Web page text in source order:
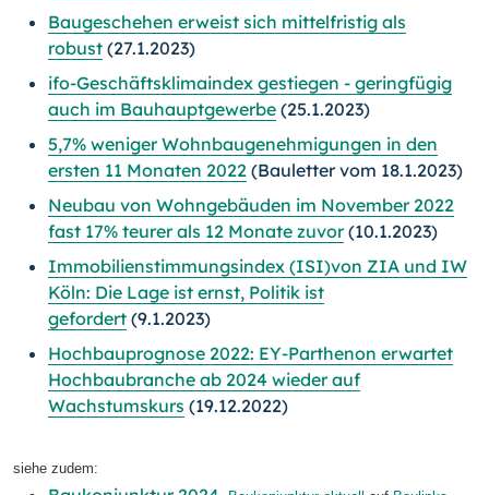
Baugeschehen erweist sich mittelfristig als
robust (27.1.2023)
ifo-Geschäftsklimaindex gestiegen - geringfügig
auch im Bauhauptgewerbe (25.1.2023)
5,7% weniger Wohnbaugenehmigungen in den
ersten 11 Monaten 2022 (Bauletter vom 18.1.2023)
Neubau von Wohngebäuden im November 2022
fast 17% teurer als 12 Monate zuvor(10.1.2023)
Immobilienstimmungsindex (ISI)von ZIA und IW
Köln: Die Lage ist ernst, Politik ist
gefordert (9.1.2023)
Hochbauprognose 2022: EY-Parthenon erwartet
Hochbaubranche ab 2024 wieder auf
Wachstumskurs (19.12.2022)
siehe zudem: